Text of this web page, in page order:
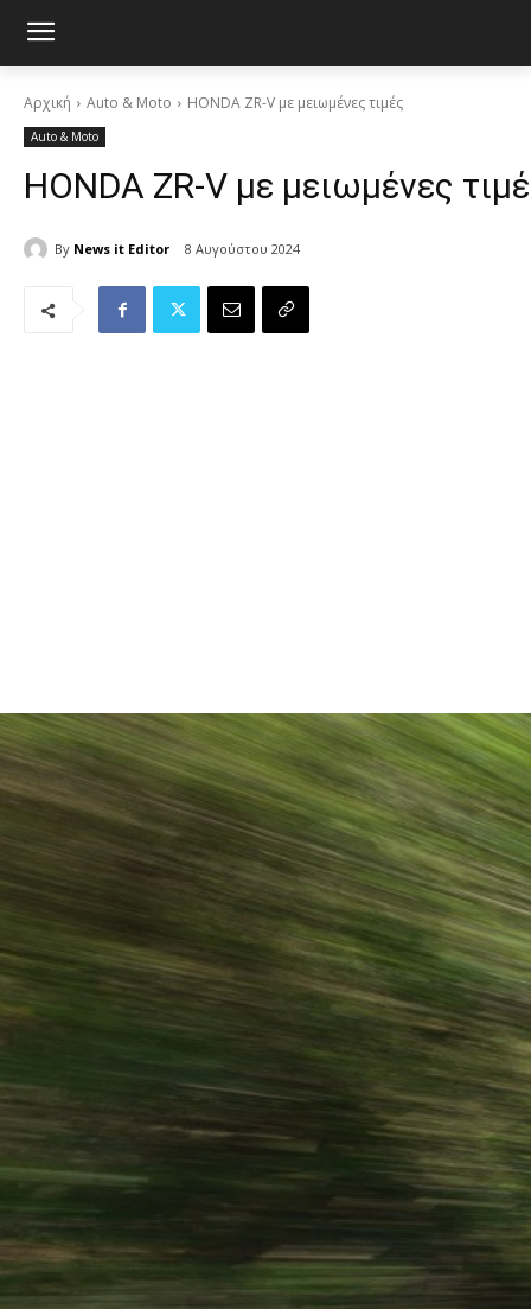
Αρχική Auto & Moto HONDA ZR-V με μειωμένες τιμές
Auto & Moto
HONDA ZR-V με μειωμένες
By News it Editor 8 Αυγούστου 2024